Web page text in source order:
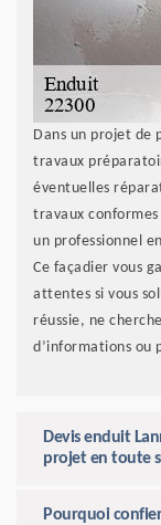
Dans un projet de
travaux
éventuelles
travaux
un professionnel
Ce façadier vous
attentes si vous
réussie, ne
d’informations ou
Devis enduit
projet en toute
Pourquoi